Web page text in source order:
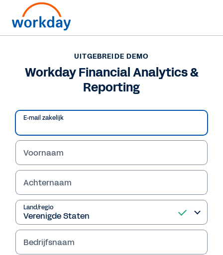
UITGEBREIDE DEMO
Workday Financial
Analytics & Reporting
Frisse inzichten. Betere besluiten. Helder
UITGEBREIDE DEMO
Workday Financial Analytics &
Reporting
E-mail zakelijk
Voornaam
Achternaam
Land/regio
Bedrijfsnaam